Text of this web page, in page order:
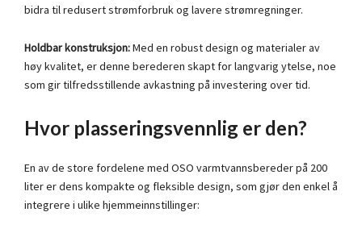
bidra til redusert strømforbruk og lavere strømregninger.
Holdbar konstruksjon:Med en robust design og materialer av
høy kvalitet, er denne berederen skapt for langvarig ytelse, noe
som gir tilfredsstillende avkastning på investering over tid.
Hvor plasseringsvennlig er den?
En av de store fordelene med OSO varmtvannsbereder på 200
liter er dens kompakte og fleksible design, som gjør den enkel å
integrere i ulike hjemmeinnstillinger: